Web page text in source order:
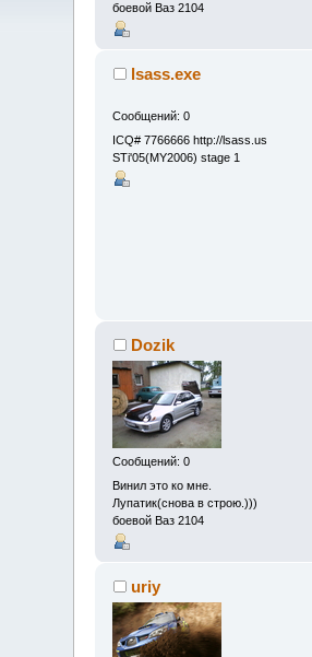
боевой Ваз 2104
lsass.exe
Сообщений: 0
ICQ# 7766666 http://lsass.us
STi'05(MY2006) stage 1
Dozik
Сообщений: 0
Винил это ко мне.
Лупатик(снова в строю.)))
боевой Ваз 2104
uriy